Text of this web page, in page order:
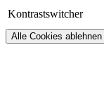
Kontrastswitcher
Alle Cookies ablehnen